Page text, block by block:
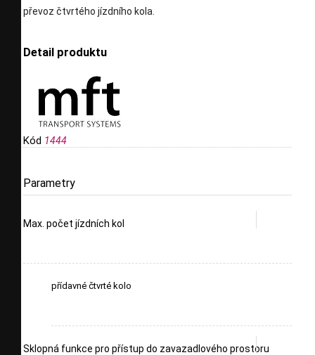
převoz čtvrtého jízdního kola.
Detail produktu
Kód 1444
Parametry
Max. počet jízdních kol
přídavné čtvrté kolo
Sklopná funkce pro přístup do zavazadlového prostoru